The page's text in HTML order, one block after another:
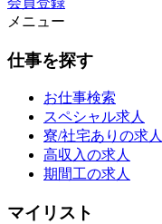
メニュー
仕事を探す
お仕事検索
スペシャル求人
寮/社宅ありの求人
高収入の求人
期間工の求人
マイリスト